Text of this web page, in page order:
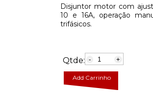
Disjuntor motor com
10 e 16A, operação
trifásicos.
Qtde: - +
Add Carrinho